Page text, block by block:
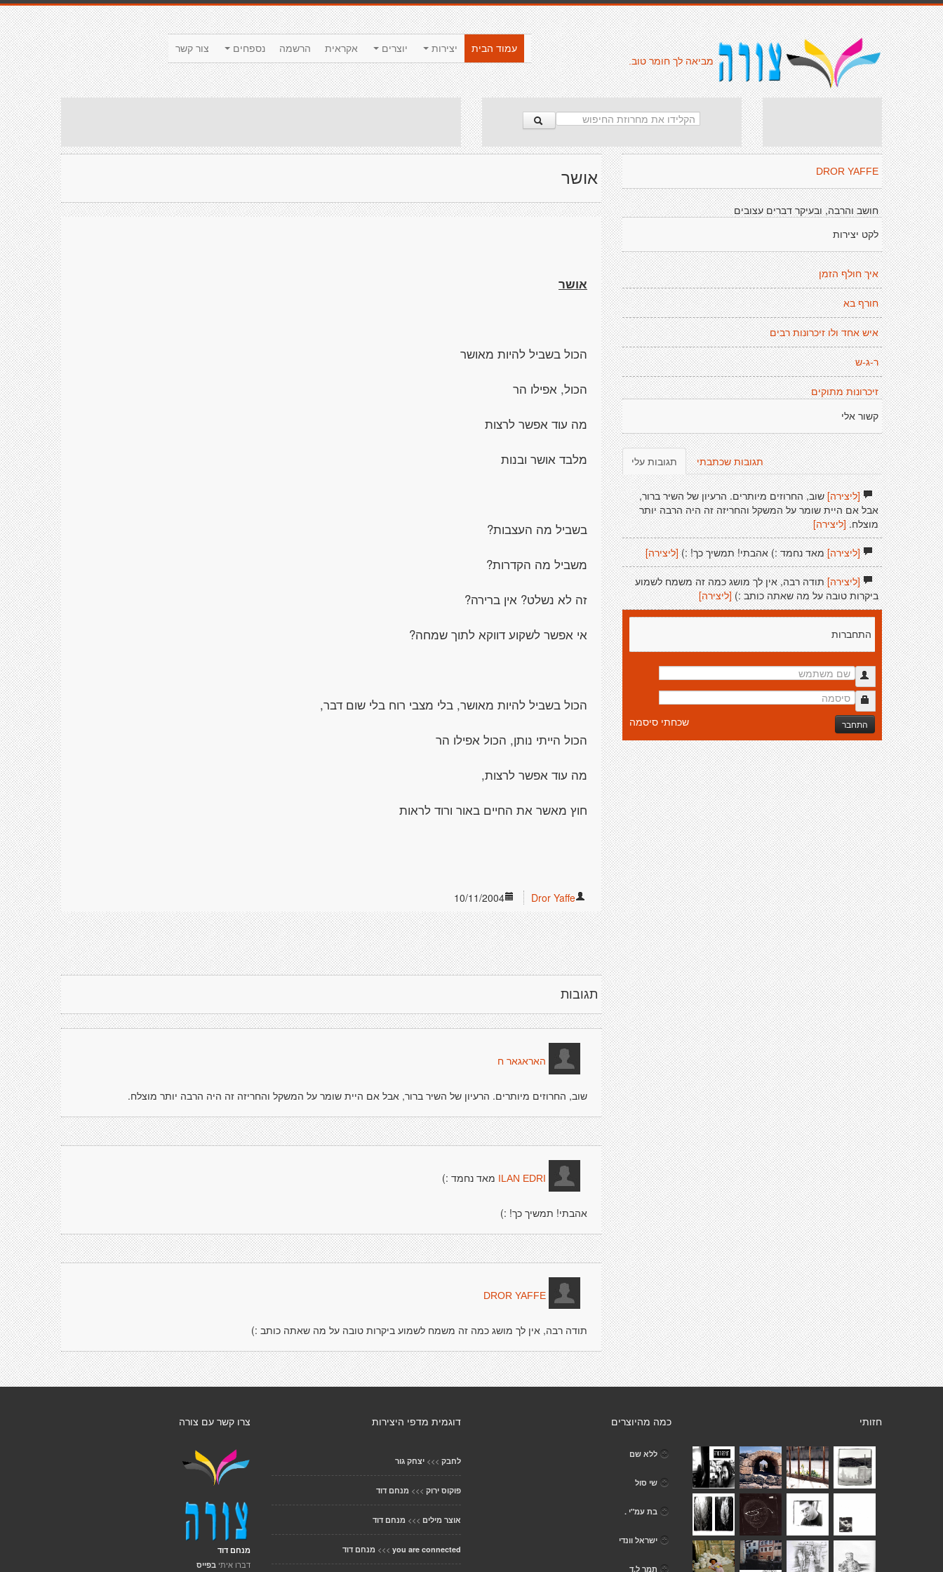
צור קשר נספחים הרשמה אקראית יוצרים יצירות
עמוד הבית
מביאה לך חומר טוב.
אושר
אושר
הכול בשביל להיות מאושר
הכול, אפילו הר
מה עוד אפשר לרצות
מלבד אושר ובנות
בשביל מה העצבות?
משביל מה הקדרות?
זה לא נשלט? אין ברירה?
אי אפשר לשקוע דווקא לתוך שמחה?
הכול בשביל להיות מאושר, בלי מצבי רוח בלי שום דבר,
הכול הייתי נותן, הכול אפילו הר
מה עוד אפשר לרצות,
חוץ מאשר את החיים באור ורוד לראות
10/11/2004 Dror Yaffe
תגובות
האראגאר ח
שוב, החרוזים מיותרים. הרעיון של השיר ברור, אבל אם היית שומר על המשקל והחריזה זה היה הרבה יותר מוצלח.
ILAN EDRI מאד נחמד :)
אהבתי! תמשיך כך! :)
DROR YAFFE
תודה רבה, אין לך מושג כמה זה משמח לשמוע ביקרות טובה על מה שאתה כותב :)
DROR YAFFE
חושב והרבה, ובעיקר דברים עצובים
לקט יצירות
איך חולף הזמן
חורף בא
איש אחד ולו זיכרונות רבים
ר-ג-ש
זיכרונות מתוקים
קשור אלי
תגובות עלי תגובות שכתבתי
[ליצירה]שוב, החרוזים מיותרים. הרעיון של השיר ברור,
אבל אם היית שומר על המשקל והחריזה זה היה הרבה יותר
מוצלח. [ליצירה]
[ליצירה]מאד נחמד :) אהבתי! תמשיך כך! :) [ליצירה]
[ליצירה]תודה רבה, אין לך מושג כמה זה משמח לשמוע
ביקרות טובה על מה שאתה כותב :) [ליצירה]
התחברות
התחבר שכחתי סיסמה
צרו קשר עם צורה
מנחם דוד
דברו איתי בפייס
דוגמית מדפי היצירות
לחבק >>> יצחק גור
פוקוס ירוק >>> מנחם דוד
אוצר מילים >>> מנחם דוד
you are connected
>>> מנחם דוד
כמה מהיוצרים
ללא שם
שי סול
בת עמ"י .
ישראל וונדי
תמר ל.ד
חזותי